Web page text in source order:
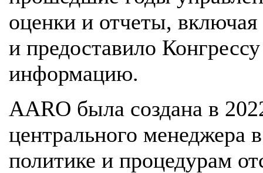
оценки и отчеты, включая
и предоставило
информацию.
AARO была создана в
центрального
политике и процедурам